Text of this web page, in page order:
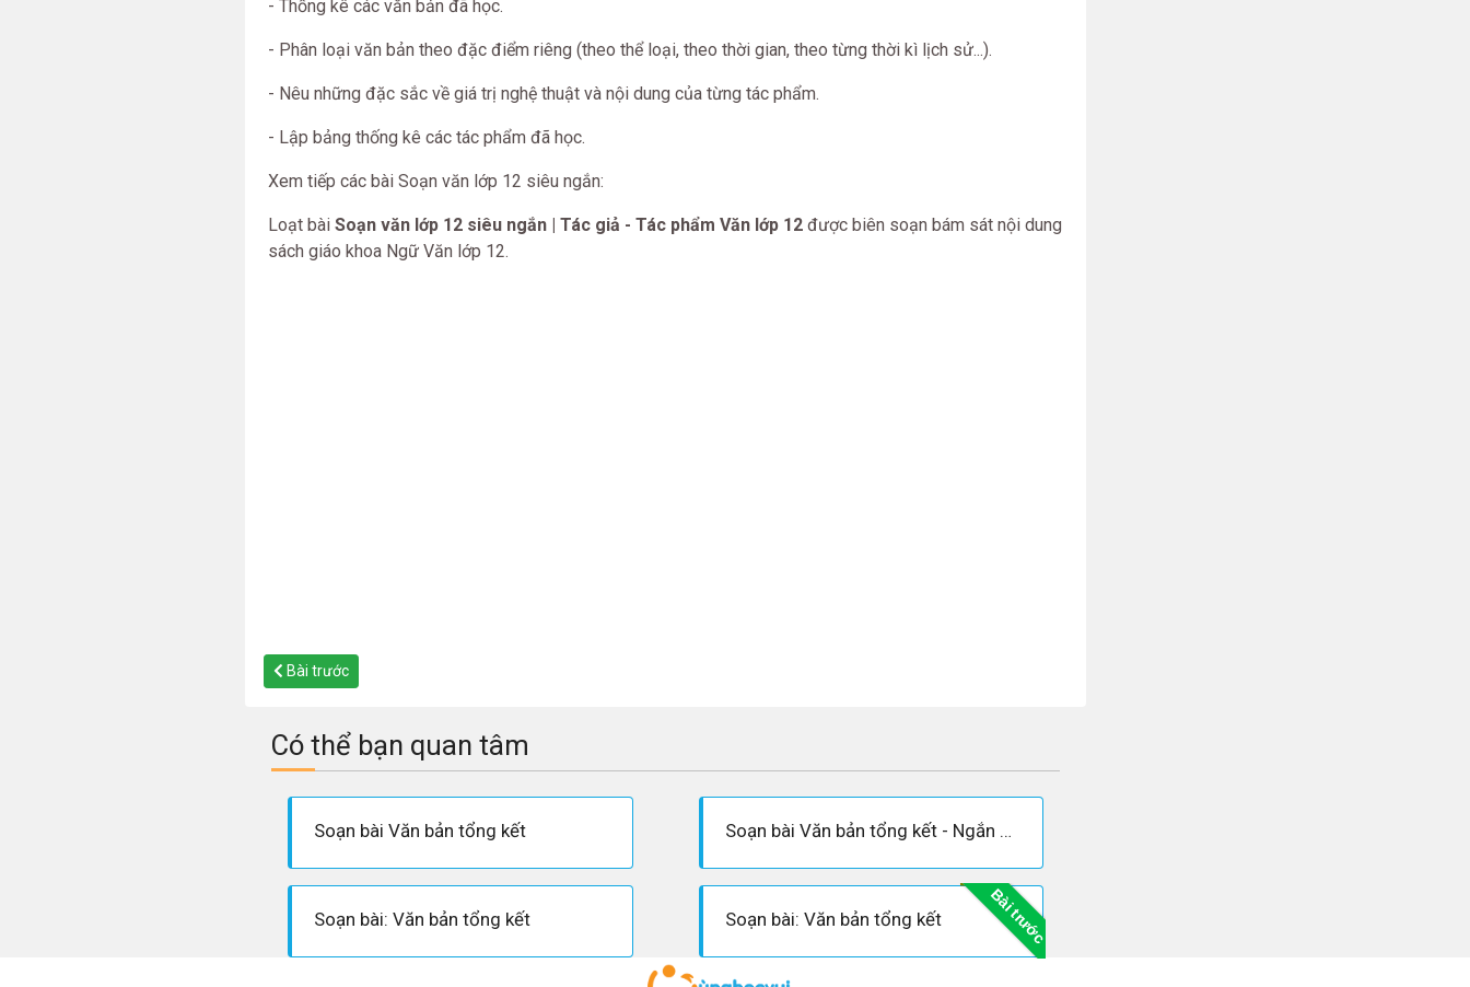
- Thống kê các văn bản đã học.
- Phân loại văn bản theo đặc điểm riêng (theo thể loại, theo thời gian, theo từng thời kì lịch sử...).
- Nêu những đặc sắc về giá trị nghệ thuật và nội dung của từng tác phẩm.
- Lập bảng thống kê các tác phẩm đã học.
Xem tiếp các bài Soạn văn lớp 12 siêu ngắn:
Loạt bài Soạn văn lớp 12 siêu ngắn | Tác giả - Tác phẩm Văn lớp 12 được biên soạn bám sát nội dung
sách giáo khoa Ngữ Văn lớp 12.
Bài trước
Có thể bạn quan tâm
Soạn bài Văn bản tổng kết Soạn bài Văn bản tổng kết - Ngắn gọn nhất
Soạn bài: Văn bản tổng kết Bài trước
Soạn bài: Văn bản tổng kết